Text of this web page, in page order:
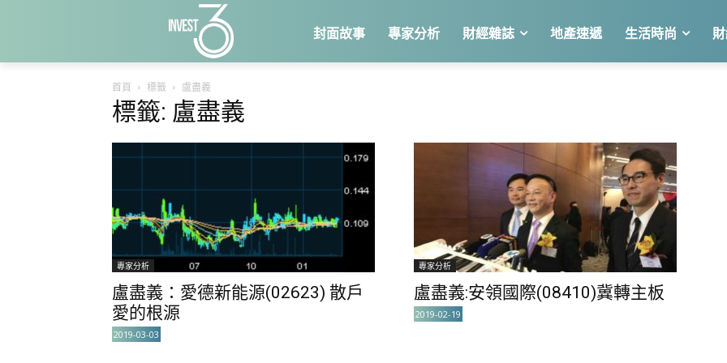
封面故事 專家分析 財經雜誌 地產速遞 生活時尚
首頁 標籤 盧盡義
標籤: 盧盡義
專家分析
盧盡義：愛德新能源(02623) 散戶
愛的根源
2019-03-03
專家分析
盧盡義:安領國際(08410)冀轉主板
2019-02-19